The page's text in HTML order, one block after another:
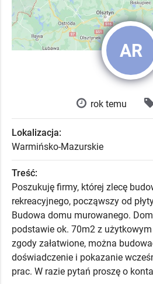
AR
rok temu
Lokalizacja:
Warmińsko-Mazurskie
Treść:
Poszukuję firmy, której zlecę
rekreacyjnego, począwszy od
Budowa domu murowanego.
podstawie ok. 70m2 z
zgody załatwione, można
doświadczenie i pokazanie
prac. W razie pytań proszę o